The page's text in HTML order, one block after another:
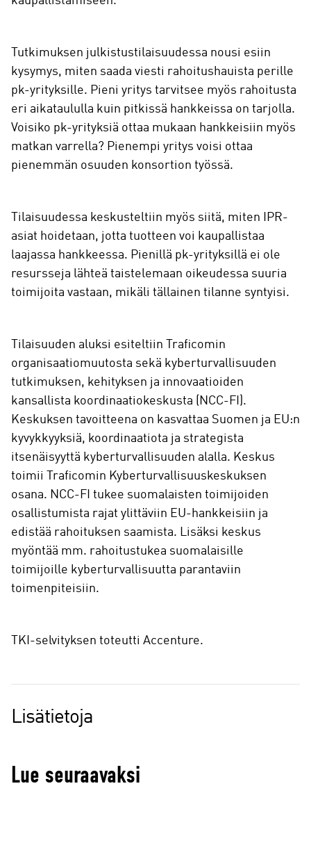
Tutkimuksen julkistustilaisuudessa nousi esiin
kysymys, miten saada viesti rahoitushauista perille
pk-yrityksille. Pieni yritys tarvitsee myös rahoitusta
eri aikataululla kuin pitkissä hankkeissa on tarjolla.
Voisiko pk-yrityksiä ottaa mukaan hankkeisiin myös
matkan varrella? Pienempi yritys voisi ottaa
pienemmän osuuden konsortion työssä.
Tilaisuudessa keskusteltiin myös siitä, miten IPR-
asiat hoidetaan, jotta tuotteen voi kaupallistaa
laajassa hankkeessa. Pienillä pk-yrityksillä ei ole
resursseja lähteä taistelemaan oikeudessa suuria
toimijoita vastaan, mikäli tällainen tilanne syntyisi.
Tilaisuuden aluksi esiteltiin Traficomin
organisaatiomuutosta sekä kyberturvallisuuden
tutkimuksen, kehityksen ja innovaatioiden
kansallista koordinaatiokeskusta (NCC-FI).
Keskuksen tavoitteena on kasvattaa Suomen ja EU:n
kyvykkyyksiä, koordinaatiota ja strategista
itsenäisyyttä kyberturvallisuuden alalla. Keskus
toimii Traficomin Kyberturvallisuuskeskuksen
osana. NCC-FI tukee suomalaisten toimijoiden
osallistumista rajat ylittäviin EU-hankkeisiin ja
edistää rahoituksen saamista. Lisäksi keskus
myöntää mm. rahoitustukea suomalaisille
toimijoille kyberturvallisuutta parantaviin
toimenpiteisiin.
TKI-selvityksen toteutti Accenture.
Lisätietoja
Lue seuraavaksi